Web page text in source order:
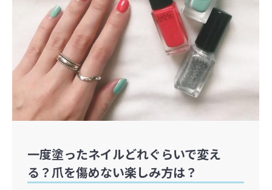
一度塗ったネイルどれぐらいで変え
る？爪を傷めない楽しみ方は？